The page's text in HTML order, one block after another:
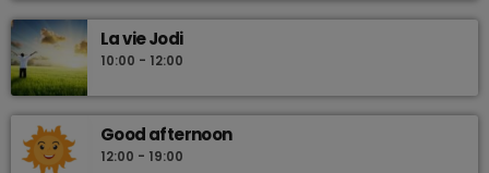
La vie Jodi
10:00 - 12:00
Good afternoon
12:00 - 19:00